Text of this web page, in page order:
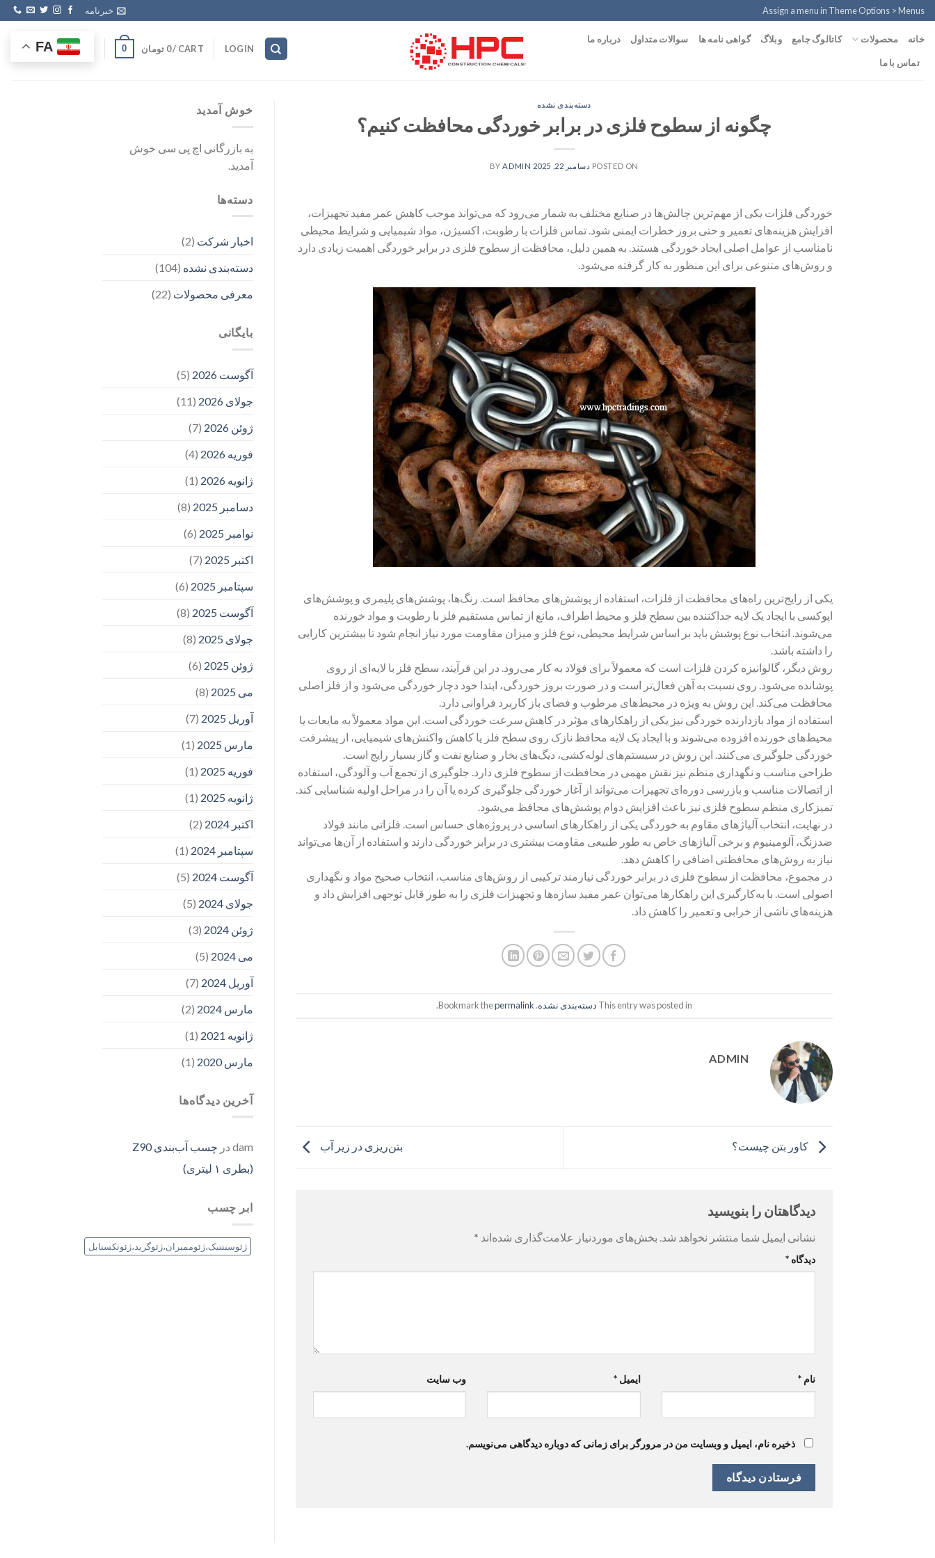
Skip
to
content
Assign a menu in Theme Options > Menus خبرنامه
خانه محصولات کاتالوگ جامع وبلاگ گواهی نامه ها سوالات متداول درباره ما
تماس با ما
LOGIN
CART /
0 تومان 0
FA
دسته‌بندی نشده
چگونه از سطوح فلزی در برابر خوردگی محافظت کنیم؟
POSTED ON دسامبر 22, 2025 ADMIN
خوردگی فلزات یکی از مهم‌ترین چالش‌ها در صنایع مختلف به شمار می‌رود که می‌تواند موجب کاهش عمر مفید تجهیزات،
افزایش هزینه‌های تعمیر و حتی بروز خطرات ایمنی شود. تماس فلزات با رطوبت، اکسیژن، مواد شیمیایی و شرایط محیطی
نامناسب از عوامل اصلی ایجاد خوردگی هستند. به همین دلیل، محافظت از سطوح فلزی در برابر خوردگی اهمیت زیادی دارد
و روش‌های متنوعی برای این منظور به کار گرفته می‌شود.
یکی از رایج‌ترین راه‌های محافظت از فلزات، استفاده از پوشش‌های محافظ است. رنگ‌ها، پوشش‌های پلیمری و پوشش‌های
اپوکسی با ایجاد یک لایه جداکننده بین سطح فلز و محیط اطراف، مانع از تماس مستقیم فلز با رطوبت و مواد خورنده
می‌شوند. انتخاب نوع پوشش باید بر اساس شرایط محیطی، نوع فلز و میزان مقاومت مورد نیاز انجام شود تا بیشترین کارایی
را داشته باشد.
روش دیگر، گالوانیزه کردن فلزات است که معمولاً برای فولاد به کار می‌رود. در این فرآیند، سطح فلز با لایه‌ای از روی
پوشانده می‌شود. روی نسبت به آهن فعال‌تر است و در صورت بروز خوردگی، ابتدا خود دچار خوردگی می‌شود و از فلز اصلی
محافظت می‌کند. این روش به ویژه در محیط‌های مرطوب و فضای باز کاربرد فراوانی دارد.
استفاده از مواد بازدارنده خوردگی نیز یکی از راهکارهای مؤثر در کاهش سرعت خوردگی است. این مواد معمولاً به مایعات یا
محیط‌های خورنده افزوده می‌شوند و با ایجاد یک لایه محافظ نازک روی سطح فلز یا کاهش واکنش‌های شیمیایی، از پیشرفت
خوردگی جلوگیری می‌کنند. این روش در سیستم‌های لوله‌کشی، دیگ‌های بخار و صنایع نفت و گاز بسیار رایج است.
طراحی مناسب و نگهداری منظم نیز نقش مهمی در محافظت از سطوح فلزی دارد. جلوگیری از تجمع آب و آلودگی، استفاده
از اتصالات مناسب و بازرسی دوره‌ای تجهیزات می‌تواند از آغاز خوردگی جلوگیری کرده یا آن را در مراحل اولیه شناسایی کند.
تمیزکاری منظم سطوح فلزی نیز باعث افزایش دوام پوشش‌های محافظ می‌شود.
در نهایت، انتخاب آلیاژهای مقاوم به خوردگی یکی از راهکارهای اساسی در پروژه‌های حساس است. فلزاتی مانند فولاد
ضدزنگ، آلومینیوم و برخی آلیاژهای خاص به طور طبیعی مقاومت بیشتری در برابر خوردگی دارند و استفاده از آن‌ها می‌تواند
نیاز به روش‌های محافظتی اضافی را کاهش دهد.
در مجموع، محافظت از سطوح فلزی در برابر خوردگی نیازمند ترکیبی از روش‌های مناسب، انتخاب صحیح مواد و نگهداری
اصولی است. با به‌کارگیری این راهکارها می‌توان عمر مفید سازه‌ها و تجهیزات فلزی را به طور قابل توجهی افزایش داد و
هزینه‌های ناشی از خرابی و تعمیر را کاهش داد.
This entry was posted in دسته‌بندی نشده. Bookmark the
permalink
.
ADMIN
کاور بتن چیست؟ بتن‌ریزی در زیر آب
دیدگاهتان را بنویسید
نشانی ایمیل شما منتشر نخواهد شد. بخش‌های موردنیاز علامت‌گذاری شده‌اند *
دیدگاه *
نام * ایمیل * وب‌ سایت
ذخیره نام، ایمیل و وبسایت من در مرورگر برای زمانی که دوباره دیدگاهی می‌نویسم.
خوش آمدید
به بازرگانی اچ پی سی خوش
آمدید.
دسته‌ها
اخبار شرکت (2)
دسته‌بندی نشده (104)
معرفی محصولات (22)
بایگانی
آگوست 2026
(5)
جولای 2026
(11)
ژوئن 2026
(7)
فوریه 2026
(4)
ژانویه 2026
(1)
دسامبر 2025
(8)
نوامبر 2025
(6)
اکتبر 2025
(7)
سپتامبر 2025
(6)
آگوست 2025
(8)
جولای 2025
(8)
ژوئن 2025
(6)
می 2025
(8)
آوریل 2025
(7)
مارس 2025
(1)
فوریه 2025
(1)
ژانویه 2025
(1)
اکتبر 2024
(2)
سپتامبر 2024
(1)
آگوست 2024
(5)
جولای 2024
(5)
ژوئن 2024
(3)
می 2024
(5)
آوریل 2024
(7)
مارس 2024
(2)
ژانویه 2021
(1)
مارس 2020
(1)
آخرین دیدگاه‌ها
dam در
چسب آب‌بندی Z90
(بطری ۱ لیتری)
ابر چسب
ژئوسنتتیک،ژئوممبران،ژئوگرید،ژئوتکستایل